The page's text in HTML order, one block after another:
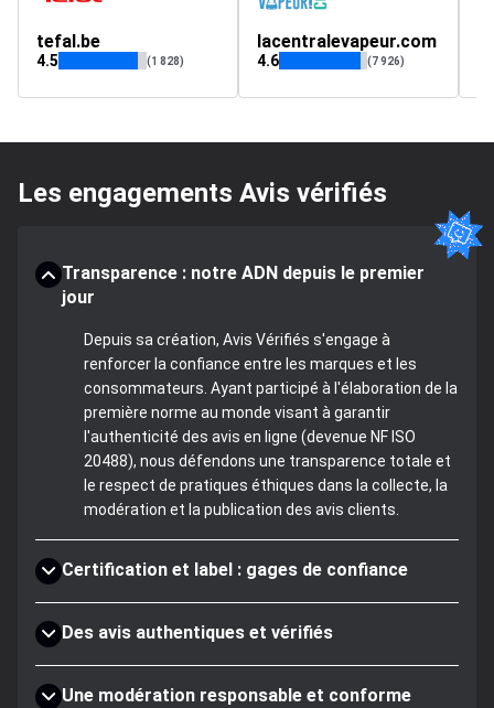
tefal.be
4.5 (1 828)
lacentralevapeur.com
4.6 (7 926)
Les engagements Avis vérifiés
Transparence : notre ADN depuis le premier
jour
Depuis sa création, Avis Vérifiés s'engage à
renforcer la confiance entre les marques et les
consommateurs. Ayant participé à l'élaboration de la
première norme au monde visant à garantir
l'authenticité des avis en ligne (devenue NF ISO
20488), nous défendons une transparence totale et
le respect de pratiques éthiques dans la collecte, la
modération et la publication des avis clients.
Certification et label : gages de confiance
Des avis authentiques et vérifiés
Une modération responsable et conforme